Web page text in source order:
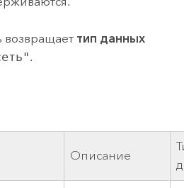
возвращает тип данных
.
Описание